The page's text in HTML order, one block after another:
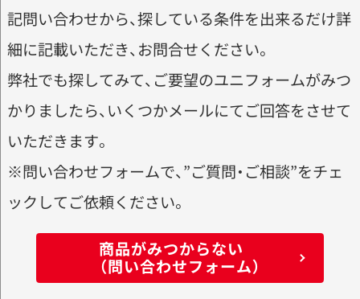
記問い合わせから、探している条件を出来るだけ詳
細に記載いただき、お問合せください。
弊社でも探してみて、ご要望のユニフォームがみつ
かりましたら、いくつかメールにてご回答をさせて
いただきます。
※問い合わせフォームで、”ご質問・ご相談”をチェ
ックしてご依頼ください。
商品がみつからない
（問い合わせフォーム）